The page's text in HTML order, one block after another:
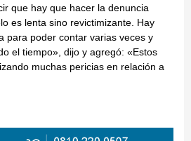
que hay que hacer la denuncia
es lenta sino revictimizante. Hay
para poder contar varias veces y
el tiempo», dijo y agregó: «Estos
muchas pericias en relación a